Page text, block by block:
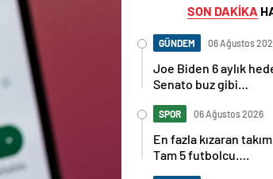
SON DAKİKA
GÜNDEM 06 Ağustos
Joe Biden 6 aylık
Senato buz gibi…
SPOR 06 Ağustos 2026
En fazla kızaran
Tam 5 futbolcu….